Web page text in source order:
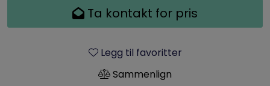
Ta kontakt for pris
Legg til favoritter
Sammenlign